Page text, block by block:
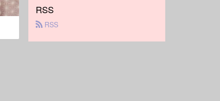
RSS
RSS